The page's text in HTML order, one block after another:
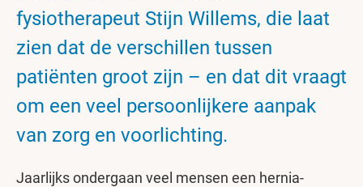
fysiotherapeut Stijn Willems, die laat
zien dat de verschillen tussen
patiënten groot zijn – en dat dit vraagt
om een veel persoonlijkere aanpak
van zorg en voorlichting.
Jaarlijks ondergaan veel mensen een hernia-